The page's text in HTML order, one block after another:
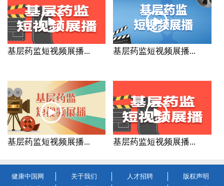
基层药监短视频展播... 基层药监短视频展播...
基层药监短视频展播... 基层药监短视频展播...
健康中国网 关于我们 人才招聘
版权声明